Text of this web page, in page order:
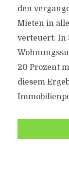
den
Mieten in
verteuert. In
20 Prozent
diesem